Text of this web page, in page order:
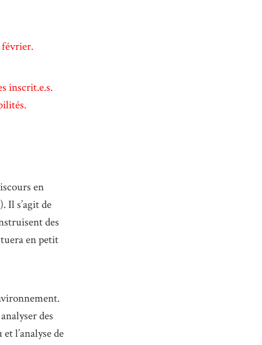
février.
inscrit.e.s.
en
Il s’agit de
des
en petit
des
l’analyse de